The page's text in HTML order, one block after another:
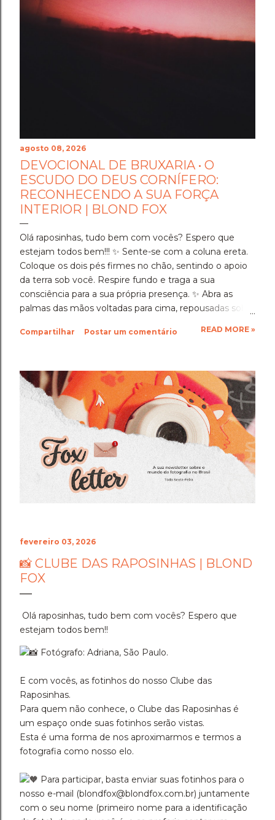
agosto 08, 2026
DEVOCIONAL DE BRUXARIA • O
ESCUDO DO DEUS CORNÍFERO:
RECONHECENDO A SUA FORÇA
INTERIOR | BLOND FOX
Olá raposinhas, tudo bem com vocês? Espero que
estejam todos bem!!! ​✨️ Sente-se com a coluna ereta.
Coloque os dois pés firmes no chão, sentindo o apoio
da terra sob você. Respire fundo e traga a sua
consciência para a sua própria presença. ✨️ ​Abra as
palmas das mãos voltadas para cima, repousadas sobre
fechar os olhos. ​Veja a história gravada em cada linha
consciente que fez e de cada momento de cansaço
em que, mesmo assim, você escolheu continuar.
Ninguém viu a totalidade da sua dedicação, mas o
Deus testemunhou. ​Neste segundo dia, o Deus
Cornífero, o guardião da coragem, o protetor da vida e
o fogo da perseverança, coloca-se ao seu lado. Ele não
olha para as suas dúvidas passageiras nem para as
incertezas da sua mente. Ele olha para a sua estrutura,
para a sua resiliência e coloca um escudo de luz
dourada ao seu redor...
Compartilhar Postar um comentário READ MORE »
fevereiro 03, 2026
📸 CLUBE DAS RAPOSINHAS | BLOND
FOX
Olá raposinhas, tudo bem com vocês? Espero que
estejam todos bem!!
Fotógrafo: Adriana, São Paulo.
E com vocês, as fotinhos do nosso Clube das
Raposinhas.
Para quem não conhece, o Clube das Raposinhas é
um espaço onde suas fotinhos serão vistas.
Esta é uma forma de nos aproximarmos e termos a
fotografia como nosso elo.
Para participar, basta enviar suas fotinhos para o
nosso e-mail (blondfox@blondfox.com.br) juntamente
com o seu nome (primeiro nome para a identificação